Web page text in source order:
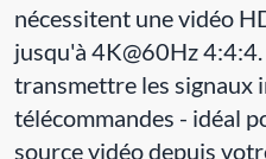
nécessitent une vidéo
jusqu'à 4K@60Hz
transmettre les signaux
télécommandes - idéal
source vidéo depuis